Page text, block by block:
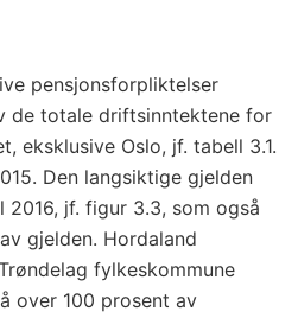
pensjonsforpliktelser
de totale driftsinntektene for
eksklusive Oslo, jf. tabell 3.1.
Den langsiktige gjelden
jf. figur 3.3, som også
gjelden. Hordaland
fylkeskommune
over 100 prosent av